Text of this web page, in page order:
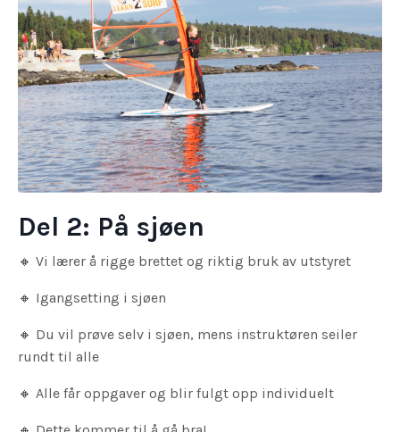
Del 2: På sjøen
🔸 Vi lærer å rigge brettet og riktig bruk av utstyret
🔸 Igangsetting i sjøen
🔸 Du vil prøve selv i sjøen, mens instruktøren seiler
rundt til alle
🔸 Alle får oppgaver og blir fulgt opp individuelt